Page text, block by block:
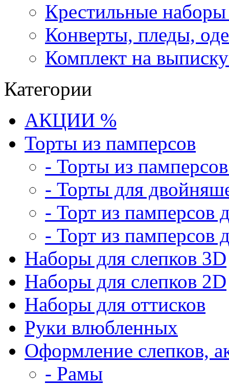
Крестильные
Конверты, пледы,
Комплект на
Категории
АКЦИИ %
Торты из памперсов
- Торты из
- Торты для
- Торт из памперсов
- Торт из памперсов
Наборы для слепков 3D
Наборы для слепков 2D
Наборы для оттисков
Руки влюбленных
Оформление слепков,
- Рамы